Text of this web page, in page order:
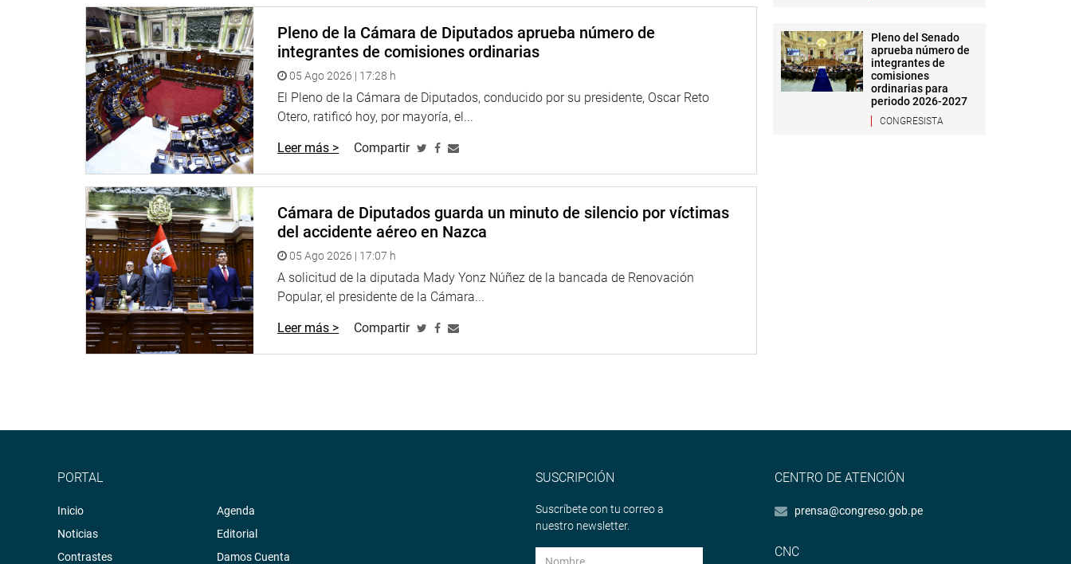
Twitter:https://twitter.com/congresoperu
Youtube:http://www.youtube.com/congresoperu
Soundcloud:https://soundcloud.com/radiocongreso
Pleno de la Cámara de Diputados aprueba número de
integrantes de comisiones ordinarias
05 Ago 2026 | 17:28 h
El Pleno de la Cámara de Diputados, conducido por su presidente, Oscar Reto
Otero, ratificó hoy, por mayoría, el...
Leer más > Compartir
Cámara de Diputados guarda un minuto de silencio por víctimas
del accidente aéreo en Nazca
05 Ago 2026 | 17:07 h
A solicitud de la diputada Mady Yonz Núñez de la bancada de Renovación
Popular, el presidente de la Cámara...
Leer más > Compartir
Pleno del Senado
aprueba número de
integrantes de
comisiones
ordinarias para
periodo 2026-2027
CONGRESISTA
PORTAL
Inicio
Noticias
Contrastes
Agenda
Editorial
Damos Cuenta
SUSCRIPCIÓN
Suscríbete con tu correo a
nuestro newsletter.
CENTRO DE ATENCIÓN
prensa@congreso.gob.pe
CNC